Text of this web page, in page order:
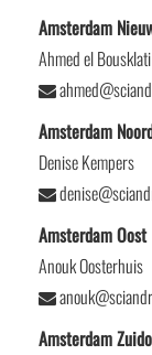
Amsterdam
Ahmed el Bousklati
Amsterdam
Denise Kempers
Amsterdam Oost
Anouk Oosterhuis
Amsterdam